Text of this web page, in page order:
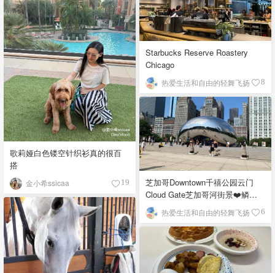
歌莉娅白色镂空针织衫真的很百
搭
金小希ssicaa 19
Starbucks Reserve Roastery
Chicago
热爱生活和自由的轻舞飞扬 8
芝加哥Downtown千禧公园云门
Cloud Gate芝加哥河街景❤️鳞次
栉比的高楼
热爱生活和自由的轻舞飞扬 6